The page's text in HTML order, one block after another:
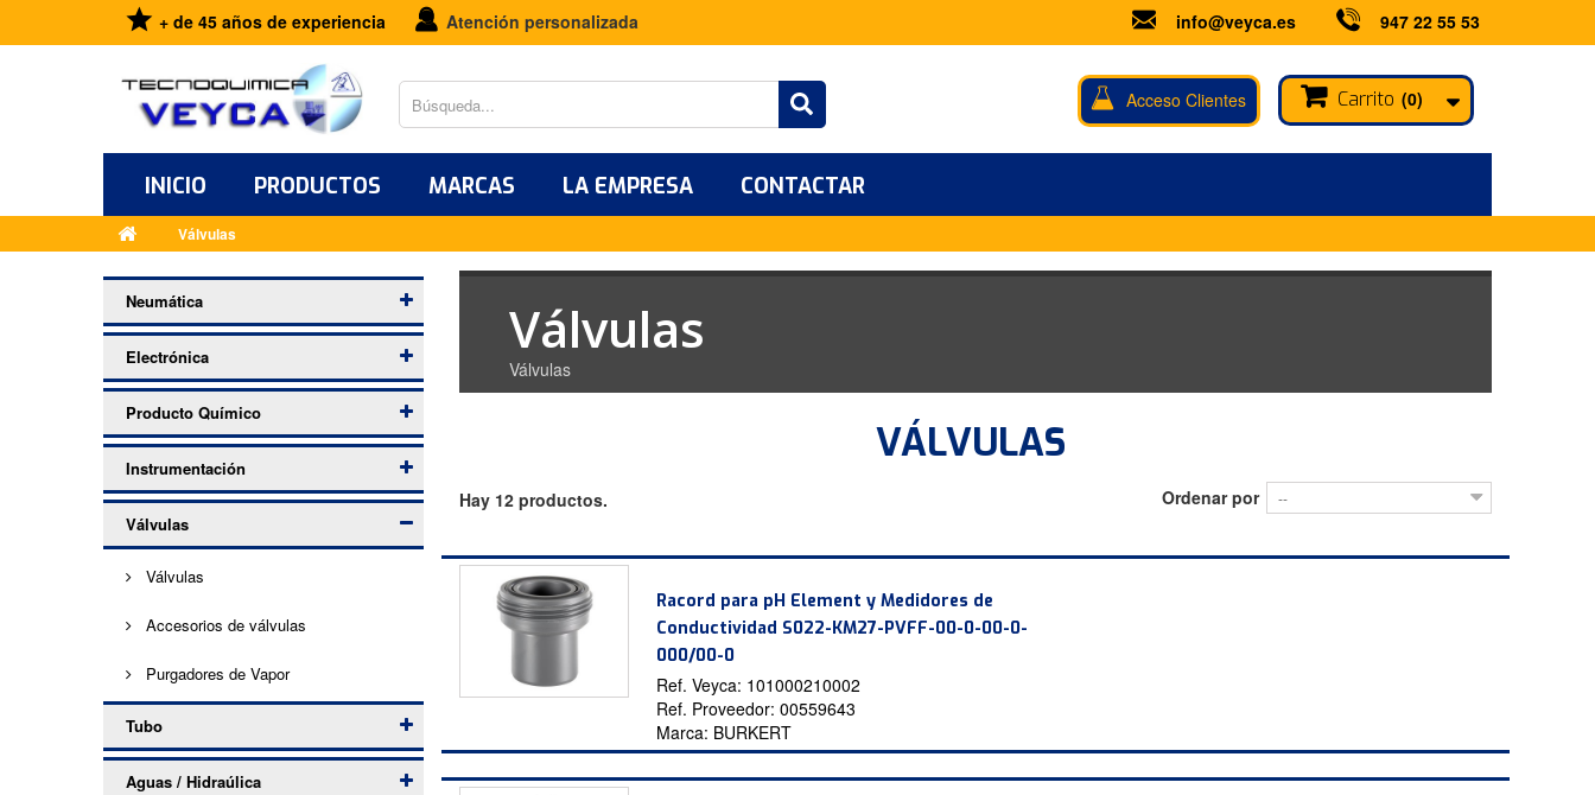
info@veyca.es 947 22 55 53
+ de 45 años de experiencia Atención personalizada
Carrito (0)
Acceso Clientes
INICIO PRODUCTOS MARCAS LA EMPRESA CONTACTAR
Válvulas
Neumática
Electrónica
Producto Químico
Instrumentación
Válvulas
Válvulas
Accesorios de válvulas
Purgadores de Vapor
Tubo
Aguas / Hidraúlica
Válvulas
Válvulas
VÁLVULAS
Hay 12 productos. Ordenar por --
Racord para pH Element y Medidores de
Conductividad S022-KM27-PVFF-00-0-00-0-
000/00-0
Ref. Veyca: 101000210002
Ref. Proveedor:00559643
Marca: BURKERT